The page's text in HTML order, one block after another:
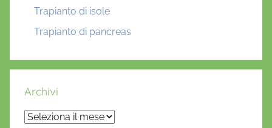
Trapianto di isole
Trapianto di pancreas
Archivi
Archivi